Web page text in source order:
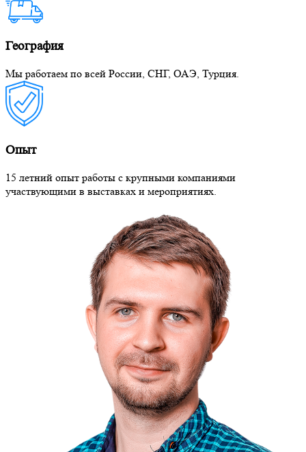
География
Мы работаем по всей России, СНГ, ОАЭ, Турция.
Опыт
15 летний опыт работы с крупными компаниями
участвующими в выставках и мероприятиях.